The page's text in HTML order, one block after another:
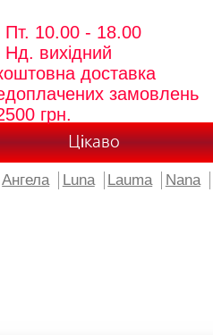
10.00 - 18.00
вихідний
доставка
замовлень
грн.
Цікаво
Ангела Luna Lauma Nana